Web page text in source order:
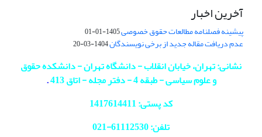
آخرین اخبار
پیشینه فصلنامه مطالعات حقوق خصوصی1405-01-01
عدم دریافت مقاله جدید از برخی نویسندگان1404-03-20
نشانی: تهران، خیابان انقلاب - دانشگاه تهران - دانشکده حقوق
و علوم سیاسی - طبقه 4 - دفتر مجله - اتاق 413
.
کد پستی: 1417614411
تلفن: 61112530-
021